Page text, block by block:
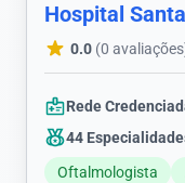
Hospital
0.0 (0
Rede
44
Oftalmologista